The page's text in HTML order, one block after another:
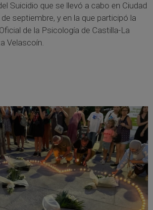
Suicidio que se llevó a cabo en Ciudad
septiembre, y en la que participó la
de la Psicología de Castilla-La
Velascoín.